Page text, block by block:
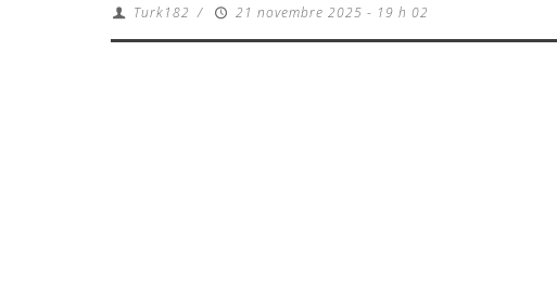
Turk182 / 21 novembre 2025 - 19 h 02